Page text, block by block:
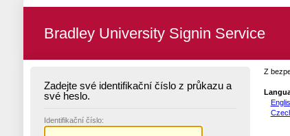
Bradley University Signin Service
Zadejte své identifikační číslo z průkazu a
své heslo.
Identifikační číslo:
Z